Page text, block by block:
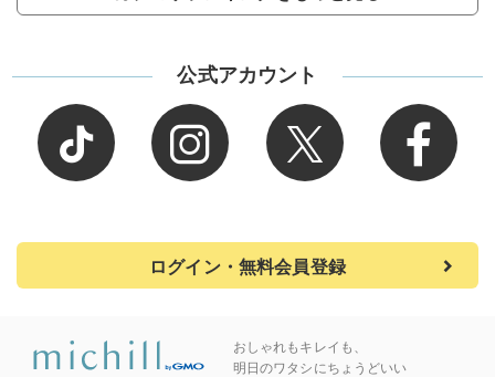
公式アカウント
ログイン・無料会員登録
おしゃれもキレイも、
明日のワタシにちょうどいい